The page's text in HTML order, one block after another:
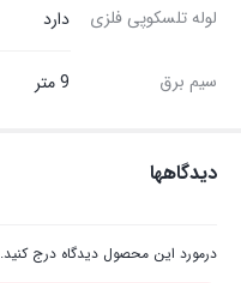
لوله تلسکوپی فلزی دارد
سیم برق 9 متر
دیدگاهها
درمورد این محصول دیدگاه درج کنید.